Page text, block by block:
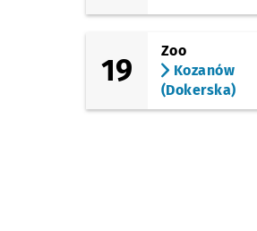
19
Zoo
Kozanów
(Dokerska)